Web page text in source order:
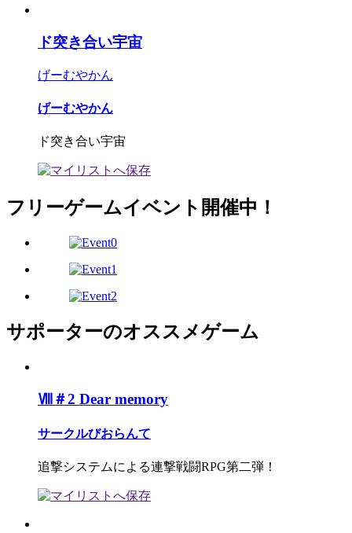
ド突き合い宇宙
げーむやかん
げーむやかん
ド突き合い宇宙
フリーゲームイベント開催中！
サポーターのオススメゲーム
Ⅷ＃2 Dear memory
サークルびおらんて
追撃システムによる連撃戦闘RPG第二弾！